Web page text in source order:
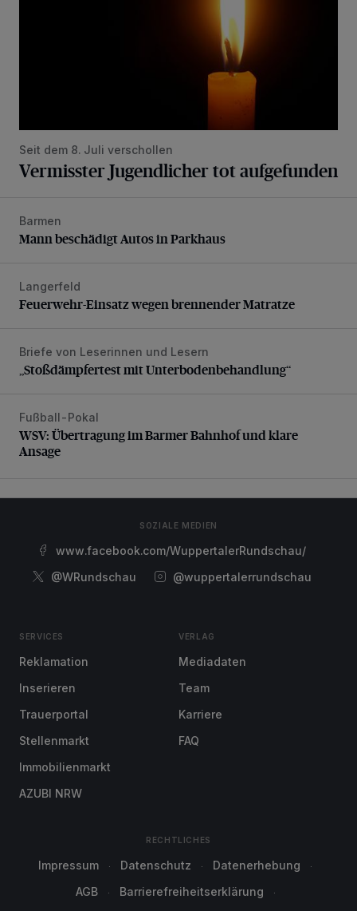
Seit dem 8. Juli verschollen
Vermisster Jugendlicher tot aufgefunden
Mann beschädigt Autos in Parkhaus
Barmen
Mann beschädigt Autos in Parkhaus
Feuerwehr-Einsatz wegen brennender Matratze
Langerfeld
Feuerwehr-Einsatz wegen brennender Matratze
„Stoßdämpfertest mit Unterbodenbehandlung“
Briefe von Leserinnen und Lesern
„Stoßdämpfertest mit Unterbodenbehandlung“
WSV: Übertragung im Barmer Bahnhof und klare Ansage
Fußball-Pokal
WSV: Übertragung im Barmer Bahnhof und klare
Ansage
SOZIALE MEDIEN
www.facebook.com/WuppertalerRundschau/
@WRundschau
@wuppertalerrundschau
SERVICES
Reklamation
Inserieren
Trauerportal
Stellenmarkt
Immobilienmarkt
AZUBI NRW
VERLAG
Mediadaten
Team
Karriere
FAQ
RECHTLICHES
Impressum Datenschutz
Datenerhebung
AGB
Barrierefreiheitserklärung